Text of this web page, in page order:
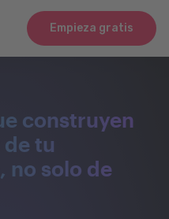
Empieza gratis
construyen
tu
no solo de